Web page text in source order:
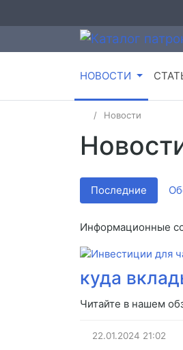
НОВОСТИ
Новости
Последние
Информационные
куда
Читайте в нашем
22.01.2024 21:02